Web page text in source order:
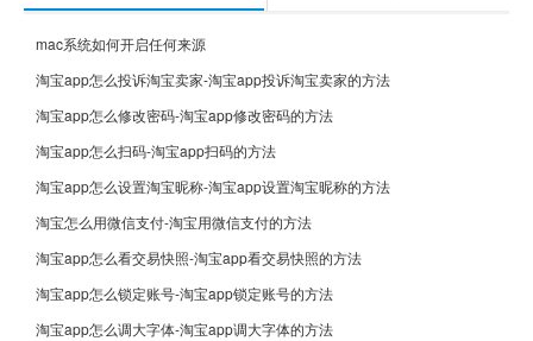
mac系统如何开启任何来源
淘宝app怎么投诉淘宝卖家-淘宝app投诉淘宝卖家的方法
淘宝app怎么修改密码-淘宝app修改密码的方法
淘宝app怎么扫码-淘宝app扫码的方法
淘宝app怎么设置淘宝昵称-淘宝app设置淘宝昵称的方法
淘宝怎么用微信支付-淘宝用微信支付的方法
淘宝app怎么看交易快照-淘宝app看交易快照的方法
淘宝app怎么锁定账号-淘宝app锁定账号的方法
淘宝app怎么调大字体-淘宝app调大字体的方法